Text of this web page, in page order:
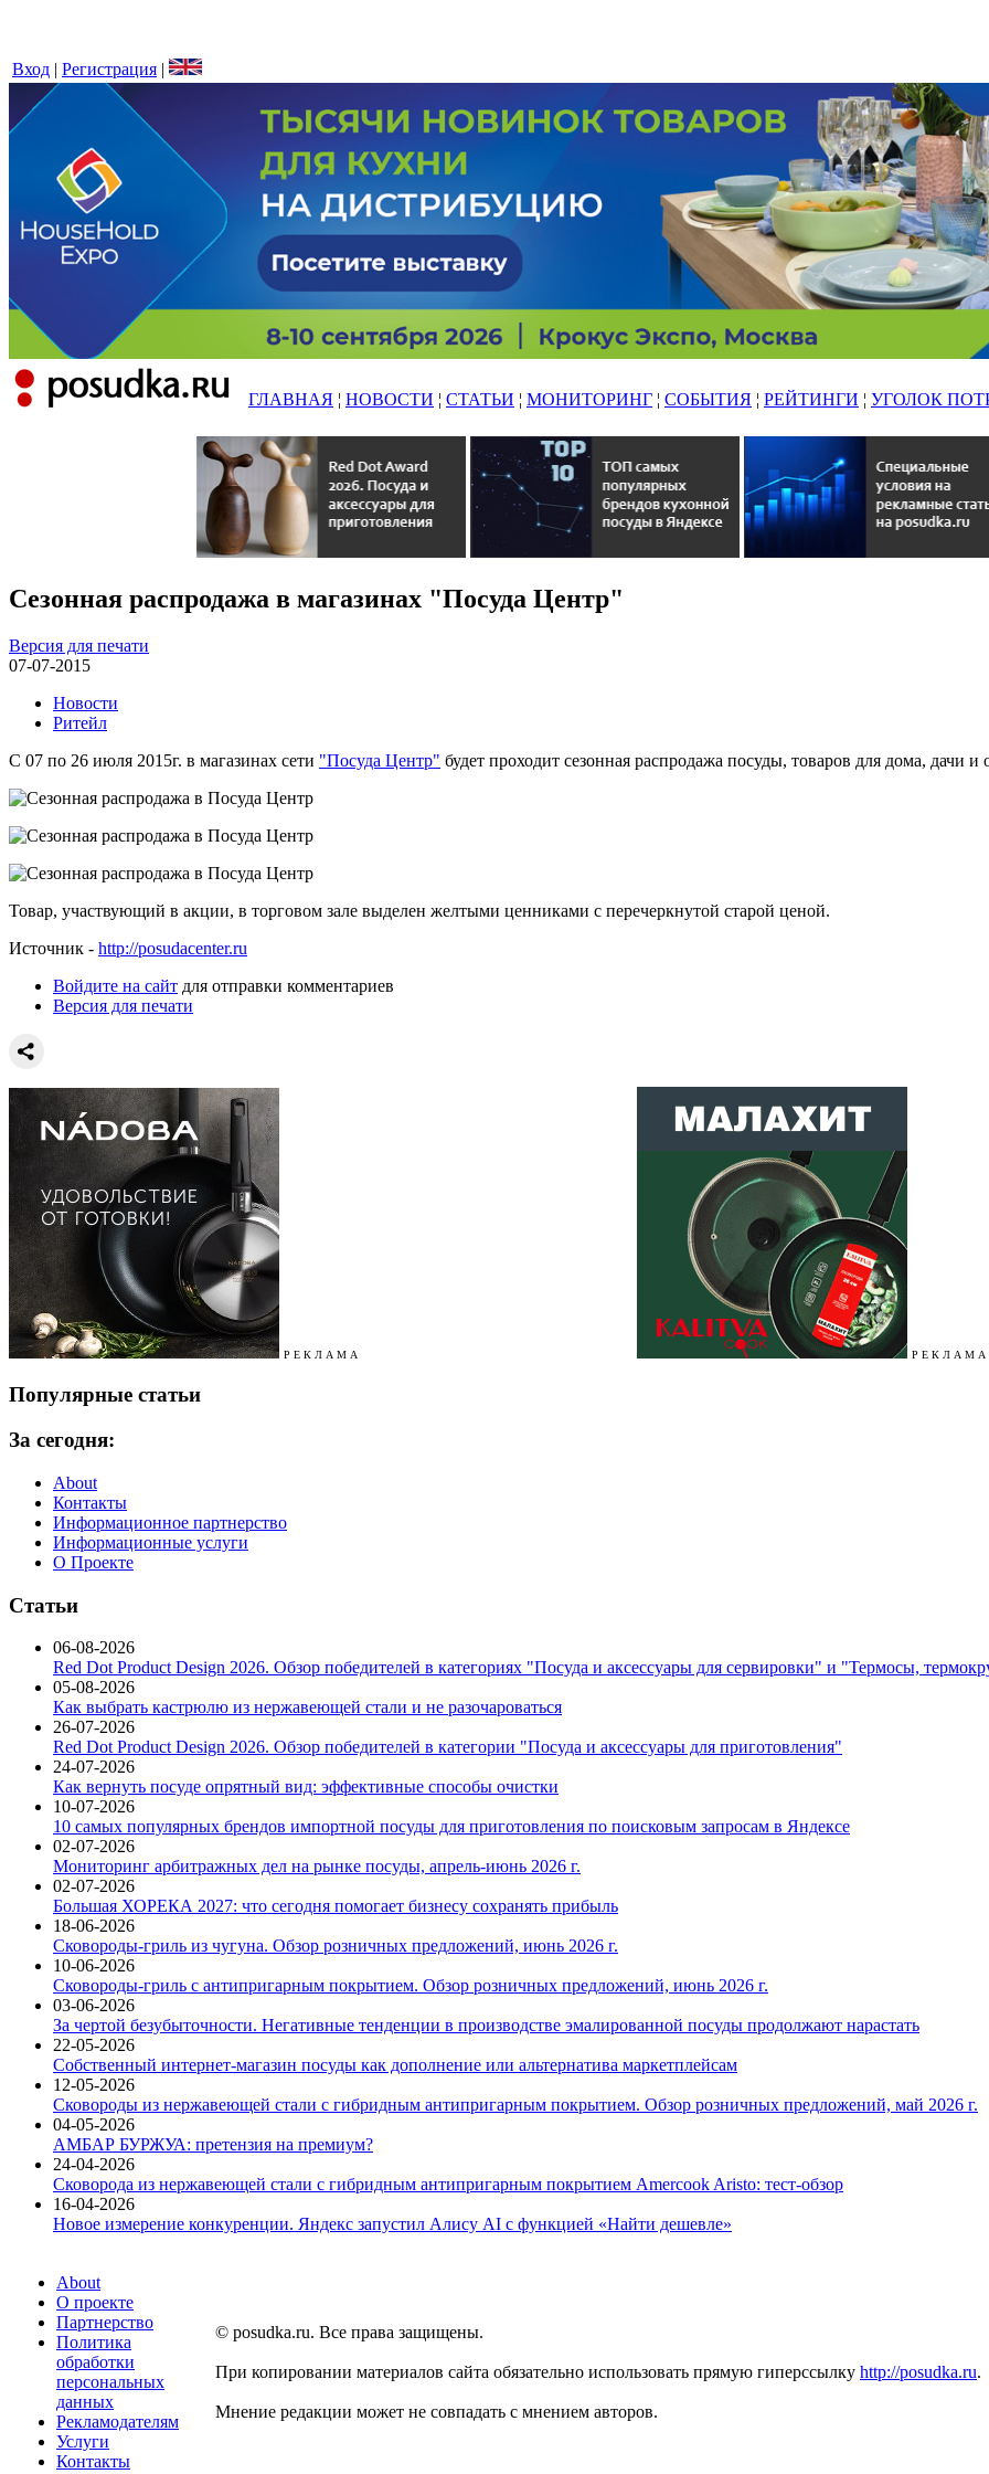
Вход | Регистрация |
ГЛАВНАЯ ¦ НОВОСТИ ¦ СТАТЬИ ¦ МОНИТОРИНГ ¦ СОБЫТИЯ ¦ РЕЙТИНГИ ¦ УГОЛОК
Сезонная распродажа в магазинах "Посуда Центр"
Версия для печати
07-07-2015
Новости
Ритейл
С 07 по 26 июля 2015г. в магазинах сети "Посуда Центр" будет проходит сезонная распродажа посуды, товаров для дома, дачи и
Товар, участвующий в акции, в торговом зале выделен желтыми ценниками с перечеркнутой старой ценой.
Источник - http://posudacenter.ru
Войдите на сайт для отправки комментариев
Версия для печати
Р Е К Л А М А Р Е К Л А М А
Популярные статьи
За сегодня:
About
Контакты
Информационное партнерство
Информационные услуги
О Проекте
Статьи
06-08-2026
Red Dot Product Design 2026. Обзор победителей в категориях "Посуда и аксессуары для сервировки" и "Термосы,
05-08-2026
Как выбрать кастрюлю из нержавеющей стали и не разочароваться
26-07-2026
Red Dot Product Design 2026. Обзор победителей в категории "Посуда и аксессуары для приготовления"
24-07-2026
Как вернуть посуде опрятный вид: эффективные способы очистки
10-07-2026
10 самых популярных брендов импортной посуды для приготовления по поисковым запросам в Яндексе
02-07-2026
Мониторинг арбитражных дел на рынке посуды, апрель-июнь 2026 г.
02-07-2026
Большая ХОРЕКА 2027: что сегодня помогает бизнесу сохранять прибыль
18-06-2026
Сковороды-гриль из чугуна. Обзор розничных предложений, июнь 2026 г.
10-06-2026
Сковороды-гриль с антипригарным покрытием. Обзор розничных предложений, июнь 2026 г.
03-06-2026
За чертой безубыточности. Негативные тенденции в производстве эмалированной посуды продолжают нарастать
22-05-2026
Собственный интернет-магазин посуды как дополнение или альтернатива маркетплейсам
12-05-2026
Сковороды из нержавеющей стали с гибридным антипригарным покрытием. Обзор розничных предложений, май 2026 г.
04-05-2026
АМБАР БУРЖУА: претензия на премиум?
24-04-2026
Сковорода из нержавеющей стали с гибридным антипригарным покрытием Amercook Aristo: тест-обзор
16-04-2026
Новое измерение конкуренции. Яндекс запустил Алису AI с функцией «Найти дешевле»
About
О проекте
Партнерство
Политика
обработки
персональных
данных
Рекламодателям
Услуги
Контакты
© posudka.ru. Все права защищены.
При копировании материалов сайта обязательно использовать прямую гиперссылку http://posudka.ru.
Мнение редакции может не совпадать с мнением авторов.